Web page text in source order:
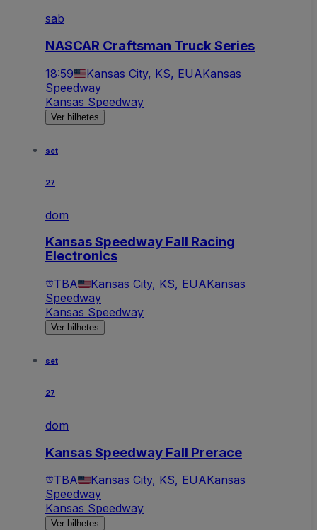
sab
NASCAR Craftsman Truck Series
18:59 Kansas City, KS, EUAKansas
Speedway
Kansas Speedway
Ver bilhetes
set
27
dom
Kansas Speedway Fall Racing
Electronics
TBA Kansas City, KS, EUAKansas
Speedway
Kansas Speedway
Ver bilhetes
set
27
dom
Kansas Speedway Fall Prerace
TBA Kansas City, KS, EUAKansas
Speedway
Kansas Speedway
Ver bilhetes